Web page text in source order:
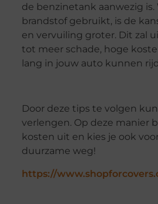
de benzinetank aanwezig is.
brandstof gebruikt, is de
en vervuiling groter. Dit zal
tot meer schade, hoge
lang in jouw auto kunnen
Door deze tips te volgen
verlengen. Op deze manier
kosten uit en kies je ook
duurzame weg!
https://